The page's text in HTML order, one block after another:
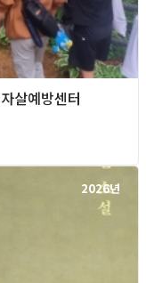
살예방센터
2026년